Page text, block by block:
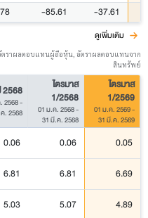
-85.61 -37.61
ดูเพิ่มเติม
ตราผลตอบแทนผู้ถือหุ้น, อัตราผลตอบแทนจาก
สินทรัพย์
2568
2568-
. 2568
ไตรมาส
1/2568
01 ม.ค. 2568-
31 มี.ค. 2568
ไตรมาส
1/2569
01 ม.ค. 2569-
31 มี.ค. 2569
0.06 0.06 0.05
6.81 6.81 6.69
5.03 5.07 4.89